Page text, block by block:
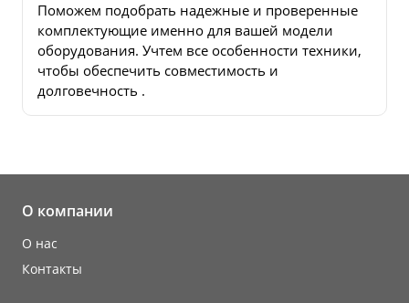
Поможем подобрать надежные и проверенные
комплектующие именно для вашей модели
оборудования. Учтем все особенности техники,
чтобы обеспечить совместимость и
долговечность .
О компании
О нас
Контакты